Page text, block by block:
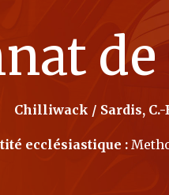
Chilliwack / Sardis, C.-
ecclésiastique :